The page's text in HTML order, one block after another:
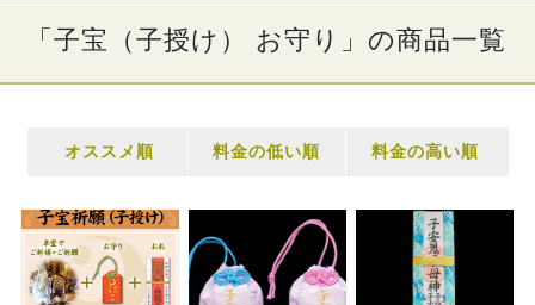
「子宝（子授け） お守り」の商品一覧
オススメ順 料金の低い順 料金の高い順